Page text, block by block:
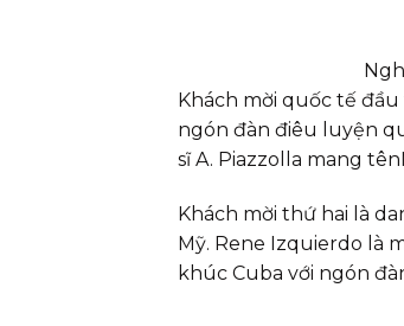
Khách mời quốc tế
ngón đàn điêu luyện
sĩ A. Piazzolla mang
Khách mời thứ hai là
Mỹ. Rene Izquierdo là
khúc Cuba với ngón